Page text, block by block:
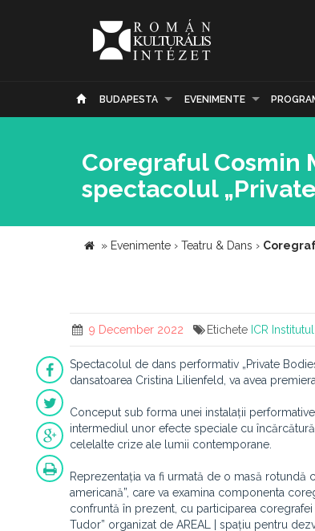
BUDAPESTA EVENIMENTE
Coregraful Cosmin
spectacolul
» Evenimente › Teatru & Dans ›
9 December 2022 Etichete ICR
Spectacolul de dans performativ „Private
dansatoarea Cristina Lilienfeld, va avea
Conceput sub forma unei instalații
intermediul unor efecte speciale cu
celelalte crize ale lumii contemporane.
Reprezentația va fi urmată de o masă
americană”, care va examina componenta
confruntă în prezent, cu participarea
Tudor” organizat de AREAL | spațiu pentru